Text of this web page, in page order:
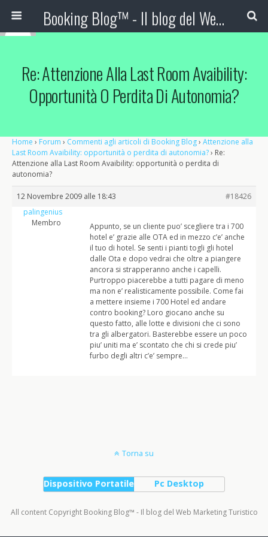
Booking Blog™ - Il blog del Web Marketing Turistico
Re: Attenzione Alla Last Room Avaibility:
Opportunità O Perdita Di Autonomia?
Home › Forum › Commenti agli articoli di Booking Blog› Attenzione alla
Last Room Avaibility: opportunità o perdita di autonomia?› Re:
Attenzione alla Last Room Avaibility: opportunità o perdita di
autonomia?
12 Novembre 2009 alle 18:43
#18426
palingenius
Membro
Appunto, se un cliente puo’ scegliere tra i 700
hotel e’ grazie alle OTA ed in mezzo c’e’ anche
il tuo di hotel. Se senti i pianti togli gli hotel
dalle Ota e dopo vedrai che oltre a piangere
ancora si strapperanno anche i capelli.
Purtroppo piacerebbe a tutti pagare di meno
ma non e’ realisticamente possibile. Come fai
a mettere insieme i 700 Hotel ed andare
contro booking? Loro giocano anche su
questo fatto, alle lotte e divisioni che ci sono
tra gli albergatori. Basterebbe essere un poco
piu’ uniti ma e’ scontato che chi si crede piu’
furbo degli altri c’e’ sempre…
Torna su
Dispositivo Portatile Pc Desktop
All content Copyright Booking Blog™ - Il blog del Web Marketing Turistico